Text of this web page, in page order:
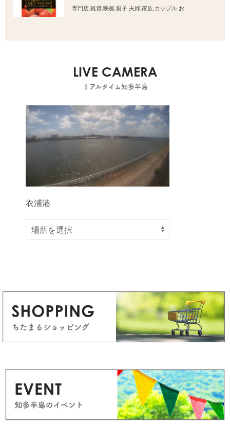
専門店,雑貨,映画,親子,夫婦,家族,カップル,おひとりさま
LIVE CAMERA
リアルタイム知多半島
衣浦港